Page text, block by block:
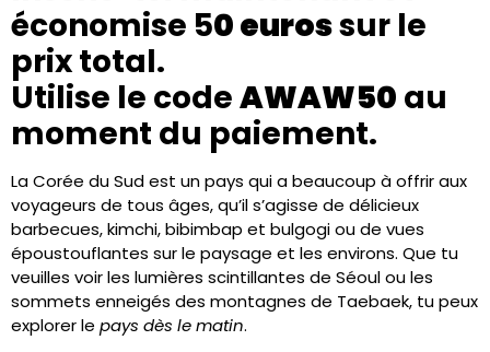
économise 50 eurossur le
prix total.
Utilise le codeAWAW50 au
moment du paiement.
La Corée du Sud est un pays qui a beaucoup à offrir aux
voyageurs de tous âges, qu’il s’agisse de délicieux
barbecues, kimchi, bibimbap et bulgogi ou de vues
époustouflantes sur le paysage et les environs. Que tu
veuilles voir les lumières scintillantes de Séoul ou les
sommets enneigés des montagnes de Taebaek, tu peux
explorer le pays dès le matin.